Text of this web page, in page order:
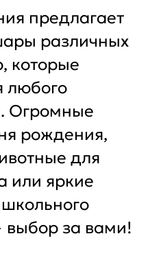
предлагает
различных
которые
любого
Огромные
рождения,
для
или яркие
за вами!